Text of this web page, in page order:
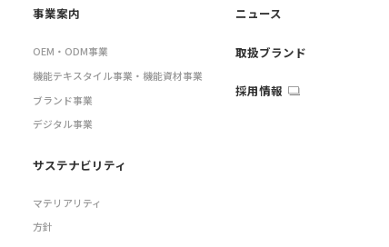
事業案内
OEM・ODM事業
機能テキスタイル事業・機能資材事業
ブランド事業
デジタル事業
サステナビリティ
マテリアリティ
方針
ニュース
取扱ブランド
採用情報